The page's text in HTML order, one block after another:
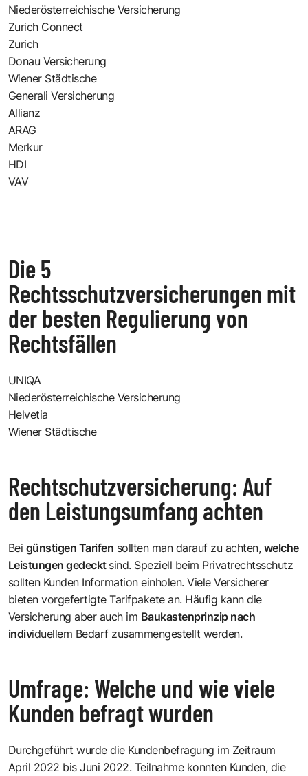
Niederösterreichische Versicherung
Zurich Connect
Zurich
Donau Versicherung
Wiener Städtische
Generali Versicherung
Allianz
ARAG
Merkur
HDI
VAV
Die 5
Rechtsschutzversicherungen mit
der besten Regulierung von
Rechtsfällen
UNIQA
Niederösterreichische Versicherung
Helvetia
Wiener Städtische
Rechtschutzversicherung: Auf
den Leistungsumfang achten
Bei günstigen Tarifen sollten man darauf zu achten, welche
Leistungen gedeckt sind. Speziell beim Privatrechtsschutz
sollten Kunden Information einholen. Viele Versicherer
bieten vorgefertigte Tarifpakete an. Häufig kann die
Versicherung aber auch im Baukastenprinzip nach
individuellem Bedarf zusammengestellt werden.
Umfrage: Welche und wie viele
Kunden befragt wurden
Durchgeführt wurde die Kundenbefragung im Zeitraum
April 2022 bis Juni 2022. Teilnahme konnten Kunden, die